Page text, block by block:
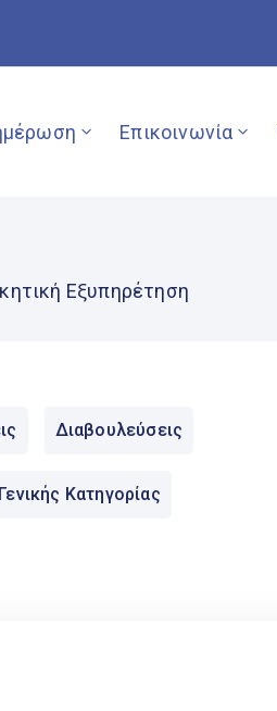
Επικοινωνία
Εξυπηρέτηση
Διαβουλεύσεις
Γενικής Κατηγορίας